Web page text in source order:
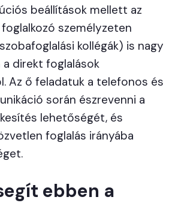
beállítások mellett az
személyzeten
kollégák) is nagy
direkt foglalások
Az ő feladatuk a telefonos és
során észrevenni a
lehetőségét, és
foglalás irányába
ebben a